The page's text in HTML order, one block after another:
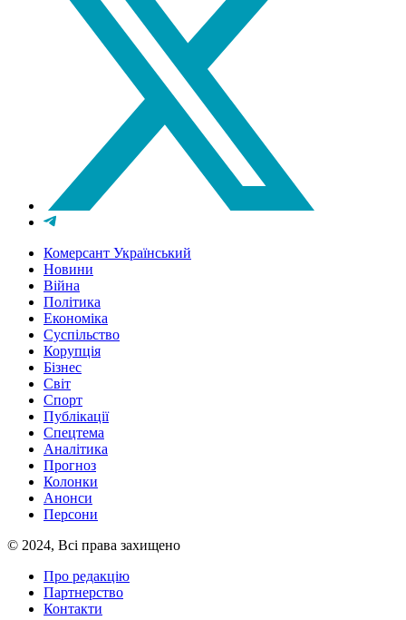
Комерсант Український
Новини
Війна
Політика
Економіка
Суспільство
Корупція
Бізнес
Світ
Спорт
Публікації
Спецтема
Аналітика
Прогноз
Колонки
Анонси
Персони
© 2024, Всі права захищено
Про редакцію
Партнерство
Контакти